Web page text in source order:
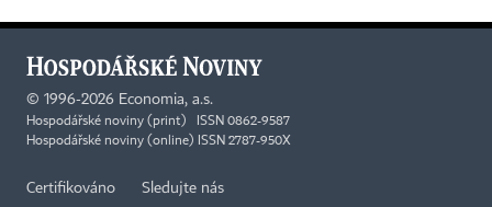
© 1996-2026 Economia, a.s.
Hospodářské noviny (print) ISSN 0862-9587
Hospodářské noviny (online) ISSN 2787-950X
Certifikováno Sledujte nás